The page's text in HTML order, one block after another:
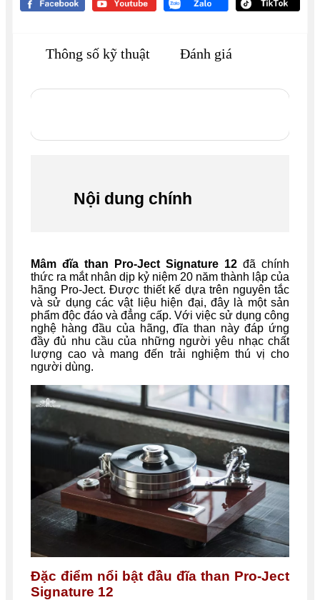
Thông số kỹ thuật Đánh giá
Nội dung chính
Mâm đĩa than Pro-Ject Signature 12 đã chính
thức ra mắt nhân dịp kỷ niệm 20 năm thành lập của
hãng Pro-Ject. Được thiết kế dựa trên nguyên tắc
và sử dụng các vật liệu hiện đại, đây là một sản
phẩm độc đáo và đẳng cấp. Với việc sử dụng công
nghệ hàng đầu của hãng, đĩa than này đáp ứng
đầy đủ nhu cầu của những người yêu nhạc chất
lượng cao và mang đến trải nghiệm thú vị cho
người dùng.
Đặc điểm nổi bật đầu đĩa than Pro-Ject
Signature 12